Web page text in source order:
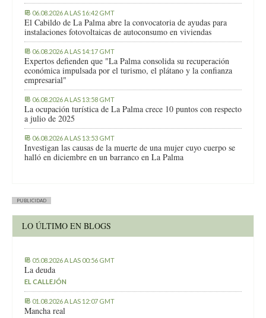
06.08.2026 A LAS 16:42 GMT
El Cabildo de La Palma abre la convocatoria de ayudas para
instalaciones fotovoltaicas de autoconsumo en viviendas
06.08.2026 A LAS 14:17 GMT
Expertos defienden que "La Palma consolida su recuperación
económica impulsada por el turismo, el plátano y la confianza
empresarial"
06.08.2026 A LAS 13:58 GMT
La ocupación turística de La Palma crece 10 puntos con respecto
a julio de 2025
06.08.2026 A LAS 13:53 GMT
Investigan las causas de la muerte de una mujer cuyo cuerpo se
halló en diciembre en un barranco en La Palma
PUBLICIDAD
LO ÚLTIMO EN BLOGS
05.08.2026 A LAS 00:56 GMT
La deuda
EL CALLEJÓN
01.08.2026 A LAS 12:07 GMT
Mancha real